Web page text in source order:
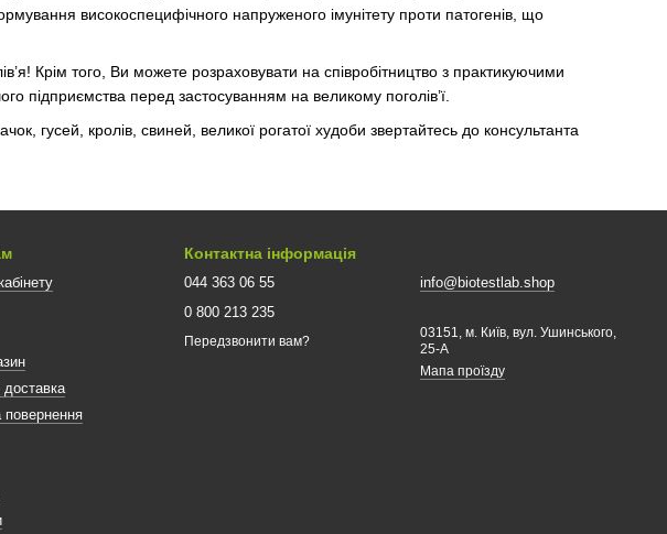
високоспецифічного напруженого імунітету проти патогенів, що
Крім того, Ви можете розраховувати на співробітництво з практикуючими
підприємства перед застосуванням на великому поголів’ї.
гусей, кролів, свиней, великої рогатої худоби звертайтесь до консультанта
доставка
повернення
Контактна інформація
044 363 06 55
0 800 213 235
Передзвонити вам?
info@biotestlab.shop
03151, м. Київ, вул. Ушинського,
25-A
Мапа проїзду